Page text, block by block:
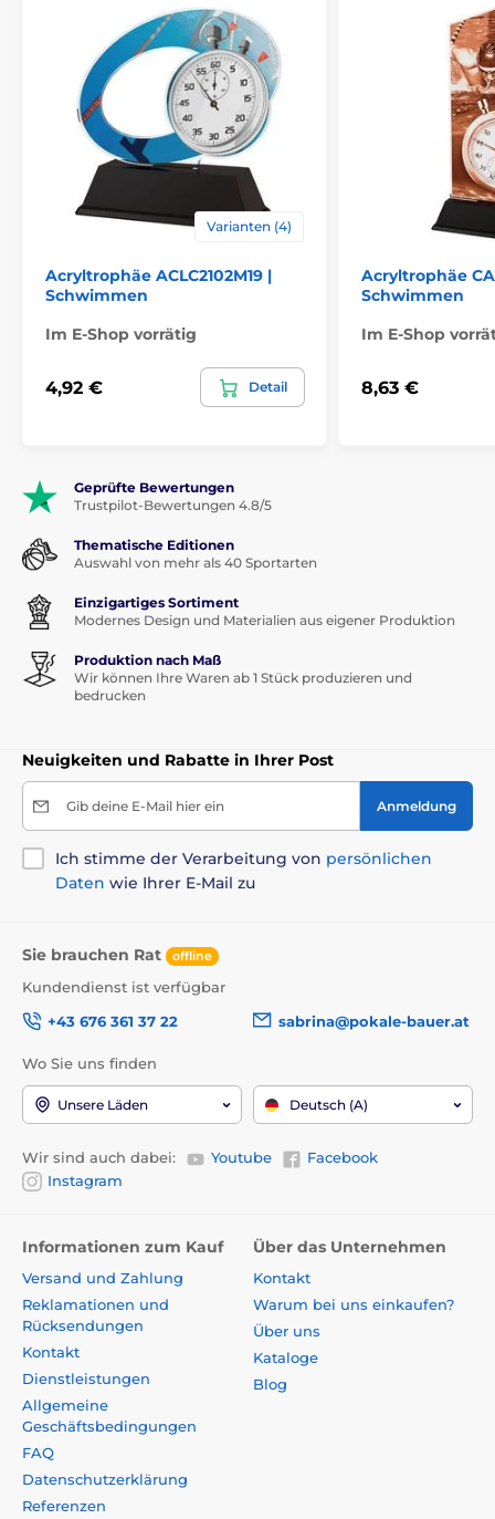
Varianten (4)
Acryltrophäe ACLC2102M19 |
Schwimmen
Im E-Shop vorrätig
4,92 € Detail
Acryltrophäe
Schwimmen
Im E-Shop
8,63 €
Geprüfte Bewertungen
Trustpilot-Bewertungen 4.8/5
Thematische Editionen
Auswahl von mehr als 40 Sportarten
Einzigartiges Sortiment
Modernes Design und Materialien aus eigener Produktion
Produktion nach Maß
Wir können Ihre Waren ab 1 Stück produzieren und
bedrucken
Neuigkeiten und Rabatte in Ihrer Post
Gib deine E-Mail hier ein Anmeldung
Ich stimme der Verarbeitung von persönlichen
Daten wie Ihrer E-Mail zu
Sie brauchen Rat offline
Kundendienst ist verfügbar
+43 676 361 37 22
sabrina@pokale-bauer.at
Wo Sie uns finden
Unsere Läden Deutsch (A)
Wir sind auch dabei: Youtube
Facebook
Instagram
Informationen zum Kauf
Versand und Zahlung
Reklamationen und
Rücksendungen
Kontakt
Dienstleistungen
Allgemeine
Geschäftsbedingungen
FAQ
Datenschutzerklärung
Referenzen
Über das Unternehmen
Kontakt
Warum bei uns einkaufen?
Über uns
Kataloge
Blog